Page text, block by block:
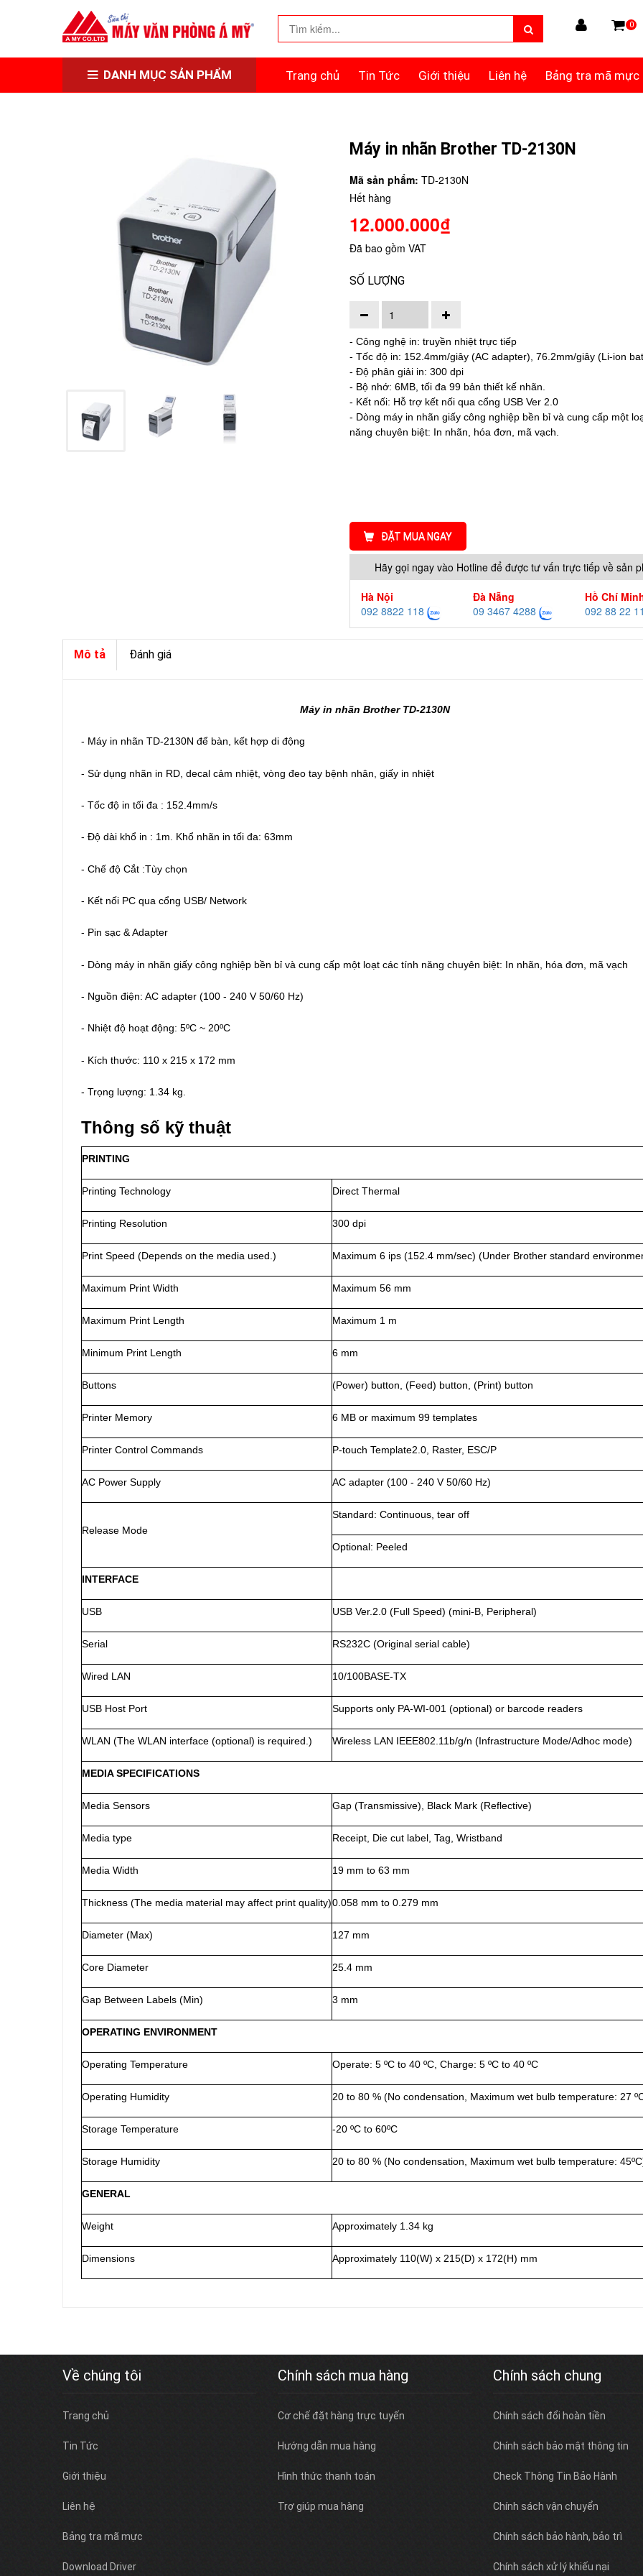
0
DANH MỤC SẢN PHẨM Trang chủ Tin Tức Giới thiệu Liên hệ Bảng tra mã mực
Máy in nhãn Brother TD-2130N
Mã sản phẩm: TD-2130N
Hết hàng
12.000.000₫
Đã bao gồm VAT
SỐ LƯỢNG
- Công nghệ in: truyền nhiệt trực tiếp
- Tốc độ in: 152.4mm/giây (AC adapter), 76.2mm/giây (Li-ion
- Độ phân giải in: 300 dpi
- Bộ nhớ: 6MB, tối đa 99 bản thiết kế nhãn.
- Kết nối: Hỗ trợ kết nối qua cổng USB Ver 2.0
- Dòng máy in nhãn giấy công nghiệp bền bỉ và cung cấp một
năng chuyên biệt: In nhãn, hóa đơn, mã vạch.
ĐẶT MUA NGAY
Hãy gọi ngay vào Hotline để được tư vấn trực tiếp về sản
Hà Nội
092 8822 118
Đà Nẵng
09 3467 4288
Hồ Chí
092 88 22
Mô tả Đánh giá
Máy in nhãn Brother TD-2130N
- Máy in nhãn TD-2130N để bàn, kết hợp di động
- Sử dụng nhãn in RD, decal cảm nhiệt, vòng đeo tay bệnh nhân, giấy in nhiệt
- Tốc độ in tối đa : 152.4mm/s
- Độ dài khổ in : 1m. Khổ nhãn in tối đa: 63mm
- Chế độ Cắt :Tùy chọn
- Kết nối PC qua cổng USB/ Network
- Pin sạc & Adapter
- Dòng máy in nhãn giấy công nghiệp bền bỉ và cung cấp một loạt các tính năng chuyên biệt: In nhãn, hóa đơn, mã vạch
- Nguồn điện: AC adapter (100 - 240 V 50/60 Hz)
- Nhiệt độ hoạt động: 5ºC ~ 20ºC
- Kích thước: 110 x 215 x 172 mm
- Trọng lượng: 1.34 kg.
Thông số kỹ thuật
PRINTING
Printing Technology Direct Thermal
Printing Resolution 300 dpi
Print Speed (Depends on the media used.) Maximum 6 ips (152.4 mm/sec) (Under Brother standard
Maximum Print Width Maximum 56 mm
Maximum Print Length Maximum 1 m
Minimum Print Length 6 mm
Buttons (Power) button, (Feed) button, (Print) button
Printer Memory 6 MB or maximum 99 templates
Printer Control Commands P-touch Template2.0, Raster, ESC/P
AC Power Supply AC adapter (100 - 240 V 50/60 Hz)
Release Mode
Standard: Continuous, tear off
Optional: Peeled
INTERFACE
USB USB Ver.2.0 (Full Speed) (mini-B, Peripheral)
Serial RS232C (Original serial cable)
Wired LAN 10/100BASE-TX
USB Host Port Supports only PA-WI-001 (optional) or barcode readers
WLAN (The WLAN interface (optional) is required.) Wireless LAN IEEE802.11b/g/n (Infrastructure Mode/Adhoc mode)
MEDIA SPECIFICATIONS
Media Sensors Gap (Transmissive), Black Mark (Reflective)
Media type Receipt, Die cut label, Tag, Wristband
Media Width 19 mm to 63 mm
Thickness (The media material may affect print quality)0.058 mm to 0.279 mm
Diameter (Max) 127 mm
Core Diameter 25.4 mm
Gap Between Labels (Min) 3 mm
OPERATING ENVIRONMENT
Operating Temperature Operate: 5 ºC to 40 ºC, Charge: 5 ºC to 40 ºC
Operating Humidity 20 to 80 % (No condensation, Maximum wet bulb temperature: 27
Storage Temperature -20 ºC to 60ºC
Storage Humidity 20 to 80 % (No condensation, Maximum wet bulb temperature:
GENERAL
Weight Approximately 1.34 kg
Dimensions Approximately 110(W) x 215(D) x 172(H) mm
Về chúng tôi
Trang chủ
Tin Tức
Giới thiệu
Liên hệ
Bảng tra mã mực
Download Driver
Chính sách mua hàng
Cơ chế đặt hàng trực tuyến
Hướng dẫn mua hàng
Hình thức thanh toán
Trợ giúp mua hàng
Chính sách chung
Chính sách đổi hoàn tiền
Chính sách bảo mật thông tin
Check Thông Tin Bảo Hành
Chính sách vận chuyển
Chính sách bảo hành, bảo trì
Chính sách xử lý khiếu nại